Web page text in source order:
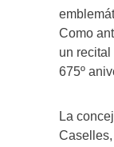
Como
un recital
675º
La